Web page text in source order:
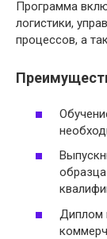
Программа
логистики,
процессов, а
Диплом